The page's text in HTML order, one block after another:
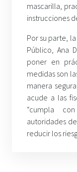
mascarilla,
instrucciones
Por su parte,
Público, Ana
poner en
medidas son
manera
acude a las
“cumpla
autoridades
reducir los